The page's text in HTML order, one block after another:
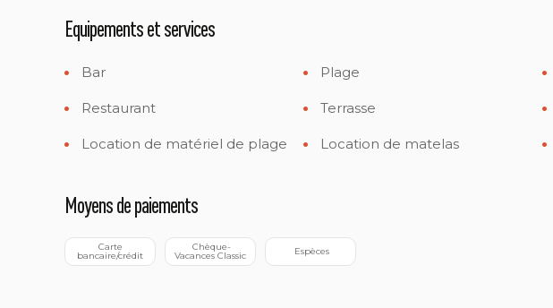
Equipements et services
Bar Plage
Restaurant Terrasse
Location de matériel de plage Location de matelas
Moyens de paiements
bancaire/crédit Vacances Classic Espèces